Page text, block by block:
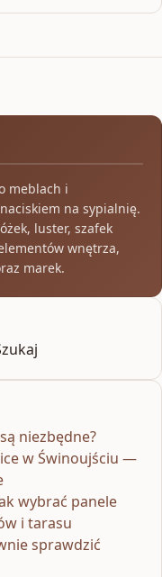
meblach i
na sypialnię.
luster, szafek
wnętrza,
marek.
niezbędne?
w Świnoujściu —
wybrać panele
i tarasu
sprawdzić